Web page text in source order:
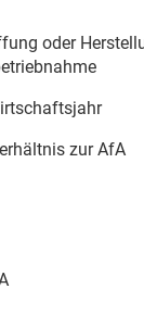
oder
zur AfA